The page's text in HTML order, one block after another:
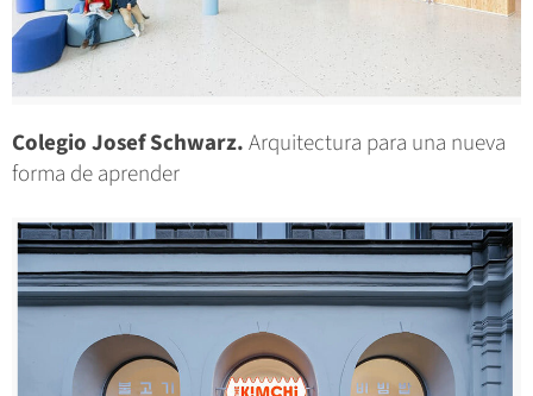
Colegio Josef Schwarz.Arquitectura para una nueva
forma de aprender